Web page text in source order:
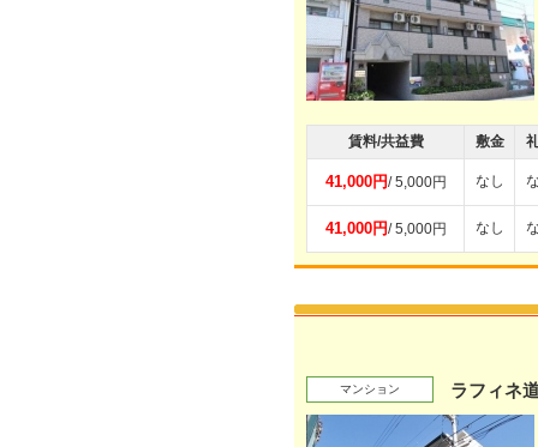
賃料/共益費 敷金
41,000円/ 5,000円 なし
41,000円/ 5,000円 なし
マンション ラフィネ